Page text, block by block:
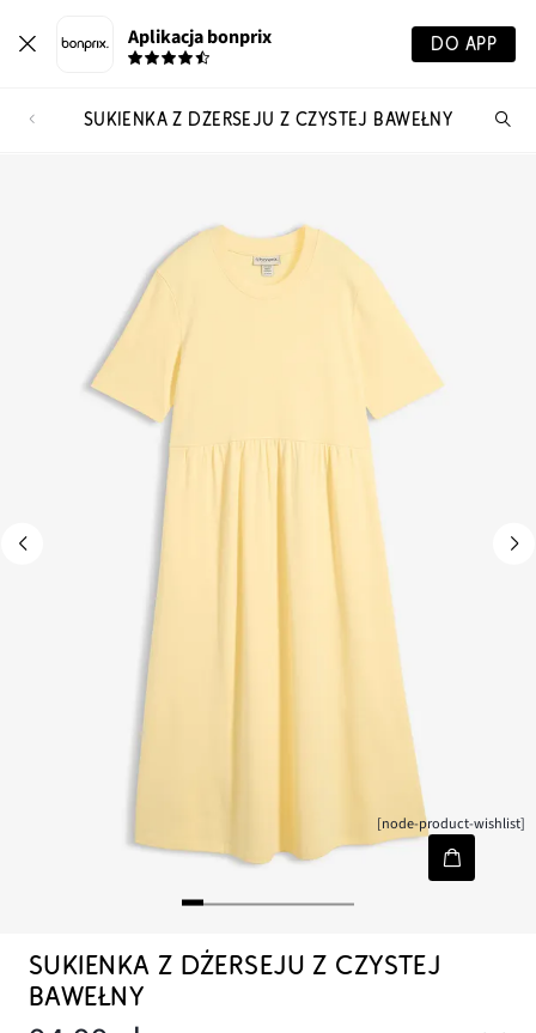
Aplikacja bonprix DO APP
SUKIENKA Z DŻERSEJU Z CZYSTEJ BAWEŁNY
[node-product-wishlist]
SUKIENKA Z DŻERSEJU Z CZYSTEJ
BAWEŁNY